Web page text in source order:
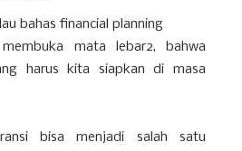
bahas financial planning
mata lebar2, bahwa
harus kita siapkan di masa
bisa menjadi salah satu